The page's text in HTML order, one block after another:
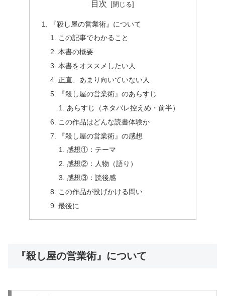
目次
『殺し屋の営業術』について
この記事でわかること
本書の概要
本書をオススメしたい人
正直、あまり向いていない人
『殺し屋の営業術』のあらすじ
あらすじ（ネタバレ控えめ・前半）
この作品はどんな読書体験か
『殺し屋の営業術』の感想
感想①：テーマ
感想②：人物（語り）
感想③：読後感
この作品が投げかける問い
最後に
『殺し屋の営業術』について